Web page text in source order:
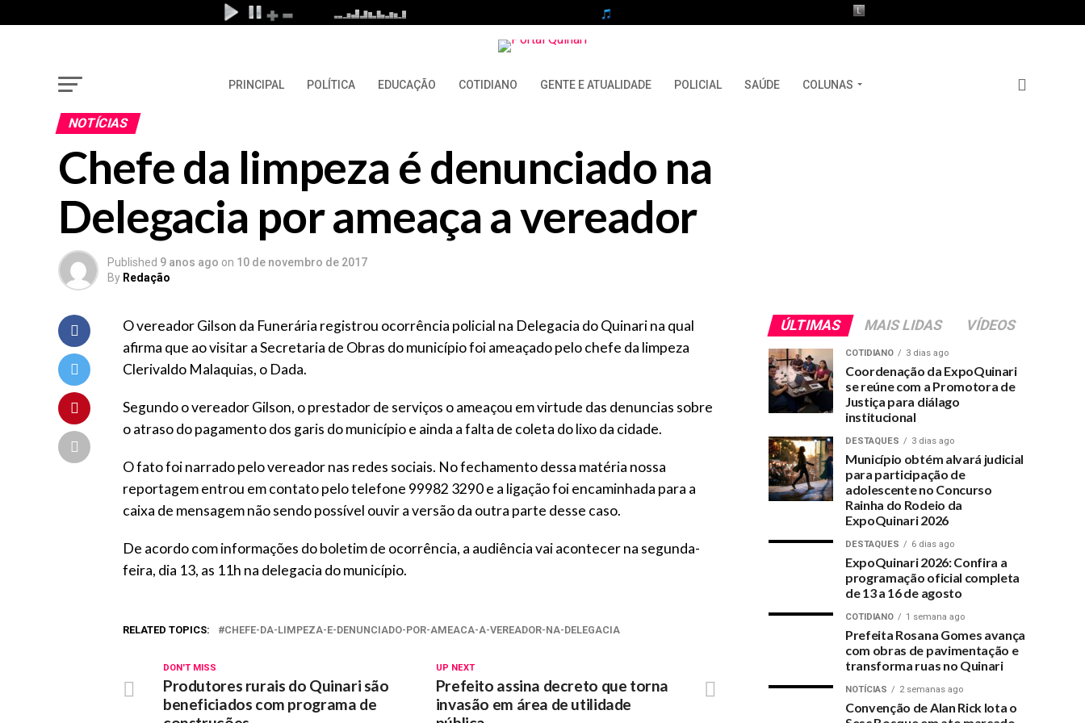
PRINCIPAL POLÍTICA EDUCAÇÃO COTIDIANO GENTE E ATUALIDADE POLICIAL SAÚDE COLUNAS
NOTÍCIAS
Chefe da limpeza é denunciado na
Delegacia por ameaça a vereador
Published 9 anos ago on 10 de novembro de 2017
By Redação
O vereador Gilson da Funerária registrou ocorrência policial na Delegacia do Quinari na qual
afirma que ao visitar a Secretaria de Obras do município foi ameaçado pelo chefe da limpeza
Clerivaldo Malaquias, o Dada.
Segundo o vereador Gilson, o prestador de serviços o ameaçou em virtude das denuncias sobre
o atraso do pagamento dos garis do município e ainda a falta de coleta do lixo da cidade.
O fato foi narrado pelo vereador nas redes sociais. No fechamento dessa matéria nossa
reportagem entrou em contato pelo telefone 99982 3290 e a ligação foi encaminhada para a
caixa de mensagem não sendo possível ouvir a versão da outra parte desse caso.
De acordo com informações do boletim de ocorrência, a audiência vai acontecer na segunda-
feira, dia 13, as 11h na delegacia do município.
RELATED TOPICS: CHEFE-DA-LIMPEZA-E-DENUNCIADO-POR-AMEACA-A-VEREADOR-NA-DELEGACIA
UP NEXT
Prefeito assina decreto que torna
invasão em área de utilidade
DON'T MISS
Produtores rurais do Quinari são
beneficiados com programa de
ÚLTIMAS MAIS LIDAS VÍDEOS
COTIDIANO 3 dias ago
Coordenação da ExpoQuinari
se reúne com a Promotora de
Justiça para diálago
institucional
DESTAQUES 3 dias ago
Município obtém alvará judicial
para participação de
adolescente no Concurso
Rainha do Rodeio da
ExpoQuinari 2026
DESTAQUES 6 dias ago
ExpoQuinari 2026: Confira a
programação oficial completa
de 13 a 16 de agosto
COTIDIANO 1 semana ago
Prefeita Rosana Gomes avança
com obras de pavimentação e
transforma ruas no Quinari
NOTÍCIAS 2 semanas ago
Convenção de Alan Rick lota o